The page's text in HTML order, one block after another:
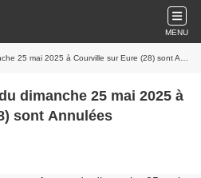
MENU
25 mai 2025 à Courville sur Eure (28) sont Annulées
dimanche 25 mai 2025 à
sont Annulées